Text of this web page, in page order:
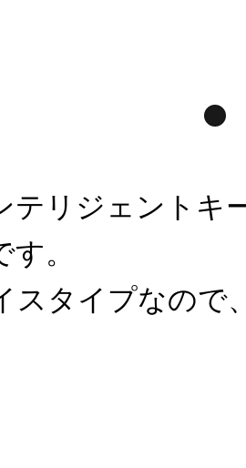
テリジェントキ
。
スタイプなので